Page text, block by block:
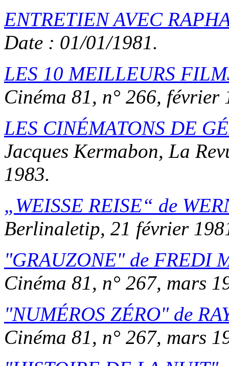
ENTRETIEN AVEC
Date : 01/01/1981.
LES 10 MEILLEURS
Cinéma 81, n° 266, février
LES CINÉMATONS DE
Jacques Kermabon, La
1983.
WEISSE REISE
de
Berlinaletip, 21 février
GRAUZONE de FREDI
Cinéma 81, n° 267, mars
NUMÉROS ZÉRO de
Cinéma 81, n° 267, mars